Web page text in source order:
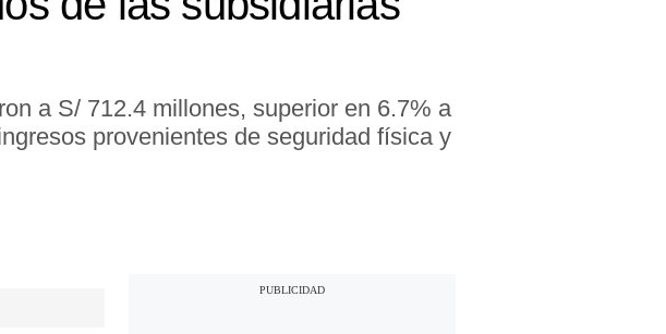
a S/ 712.4 millones, superior en 6.7% a
provenientes de seguridad física y